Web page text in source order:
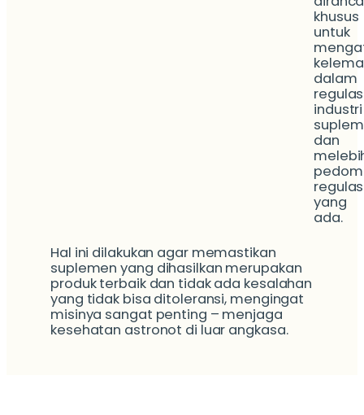
khusus
untuk
dalam
industri
dan
yang
ada.
Hal ini dilakukan agar memastikan
suplemen yang dihasilkan merupakan
produk terbaik dan tidak ada kesalahan
yang tidak bisa ditoleransi, mengingat
misinya sangat penting – menjaga
kesehatan astronot di luar angkasa.